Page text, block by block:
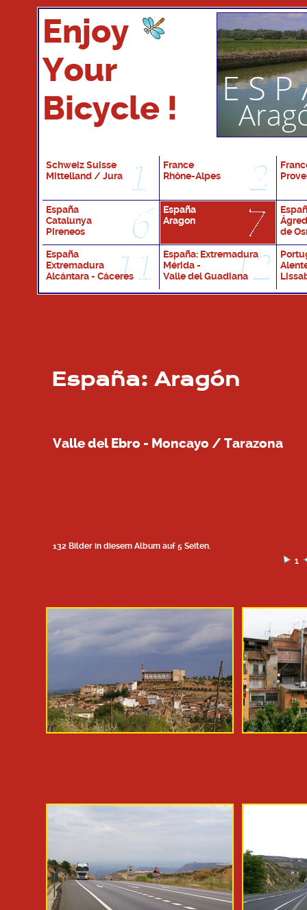
Enjoy
Your
Bicycle !
Schweiz Suisse
Mittelland / Jura
France
Rhône-Alpes
España
Catalunya
Pireneos
España
Aragon
de
España
Extremadura
Alcántara - Cáceres
España: Extremadura
Mérida -
Valle del Guadiana